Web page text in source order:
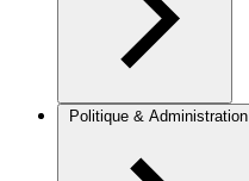
Politique & Administration